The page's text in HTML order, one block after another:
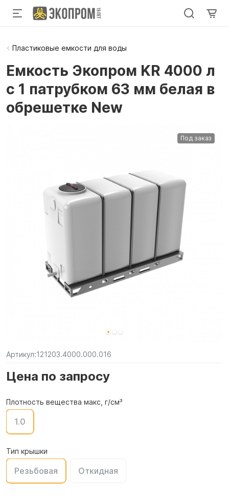
Пластиковые емкости для воды
Емкость Экопром KR 4000 л
с 1 патрубком 63 мм белая в
обрешетке New
Под заказ
Артикул:121203.4000.000.016
Цена по запросу
Плотность вещества макс, г/см³
1.0
Тип крышки
Резьбовая Откидная